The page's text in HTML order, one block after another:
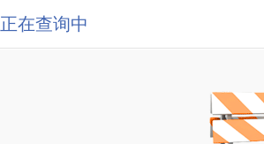
正在查询中